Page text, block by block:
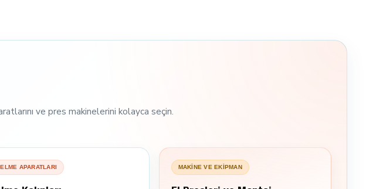
ve pres makinelerini kolayca seçin.
APARATLARI MAKİNE VE EKİPMAN